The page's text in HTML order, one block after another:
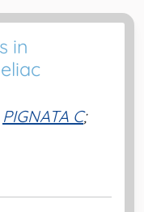
in
PIGNATA C;